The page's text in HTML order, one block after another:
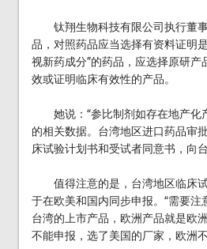
钛翔生物科技有限公司执行董事
品，对照药品应当选择有资料证明
视新药成分”的药品，应选择原研
效或证明临床有效性的产品。
她说：“参比制剂如存在地产化
的相关数据。台湾地区进口药品审
床试验计划书和受试者同意书，向
值得注意的是，台湾地区临床试
于在欧美和国内同步申报。“需要
台湾的上市产品，欧洲产品就是欧
不能申报，选了美国的厂家，欧洲